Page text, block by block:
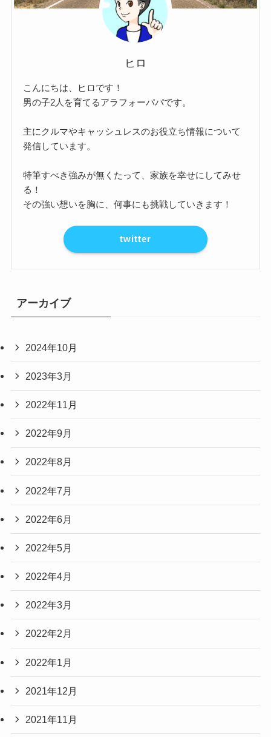
ヒロ
こんにちは、ヒロです！
男の子2人を育てるアラフォーパパです。
主にクルマやキャッシュレスのお役立ち情報について
発信しています。
特筆すべき強みが無くたって、家族を幸せにしてみせ
る！
その強い想いを胸に、何事にも挑戦していきます！
twitter
アーカイブ
2024年10月
2023年3月
2022年11月
2022年9月
2022年8月
2022年7月
2022年6月
2022年5月
2022年4月
2022年3月
2022年2月
2022年1月
2021年12月
2021年11月